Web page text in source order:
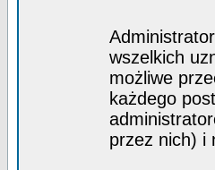
wszelkich
możliwe
każdego
przez nich) i